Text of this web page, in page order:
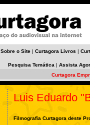
Sobre o Site | Curtagora Livros |
Pesquisa Temática | Assista
Curtagora
Luis Eduardo
Filmografia Curtagora deste